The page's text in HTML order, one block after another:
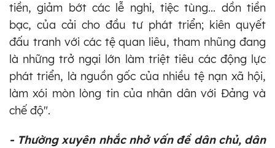
tiền, giảm bớt các lễ nghi, tiệc tùng... dồn tiền
bạc, của cải cho đầu tư phát triển; kiên quyết
đấu tranh với các tệ quan liêu, tham nhũng đang
là những trở ngại lớn làm triệt tiêu các động lực
phát triển, là nguồn gốc của nhiều tệ nạn xã hội,
làm xói mòn lòng tin của nhân dân với Đảng và
chế độ".
- Thường xuyên nhắc nhở vấn đề dân chủ, dân